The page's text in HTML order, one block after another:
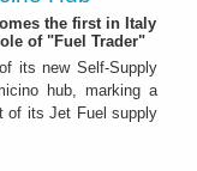
the first in Italy
of "Fuel Trader"
its new Self-Supply
hub, marking a
of its Jet Fuel supply